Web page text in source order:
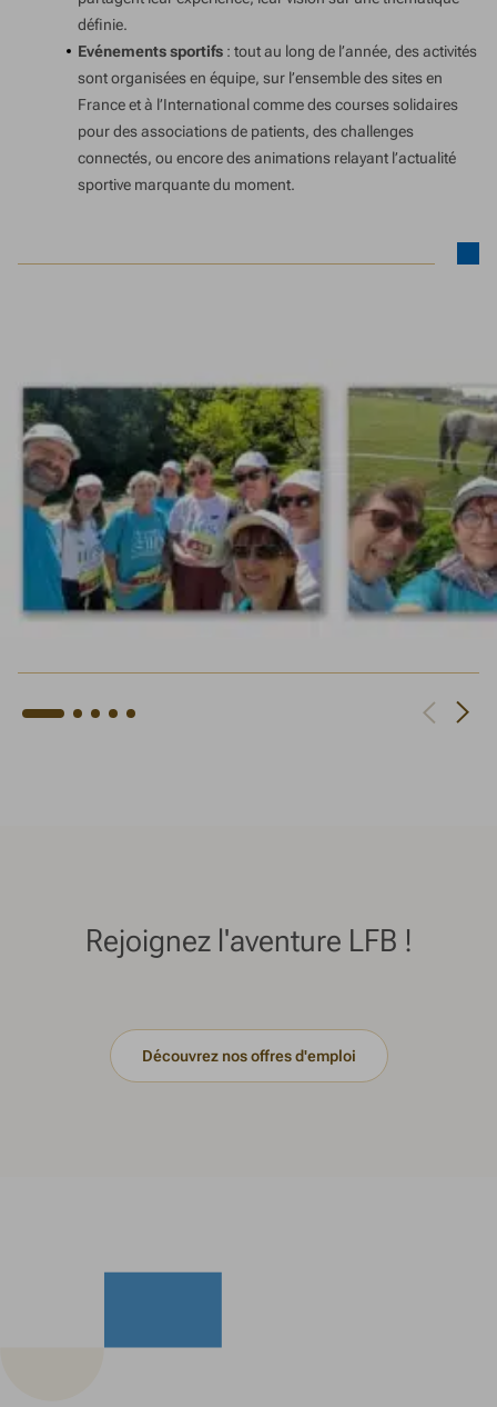
définie.
Evénements sportifs : tout au long de l’année, des activités
sont organisées en équipe, sur l’ensemble des sites en
France et à l’International comme des courses solidaires
pour des associations de patients, des challenges
connectés, ou encore des animations relayant l’actualité
sportive marquante du moment.
Rejoignez l'aventure LFB !
Découvrez nos offres d'emploi